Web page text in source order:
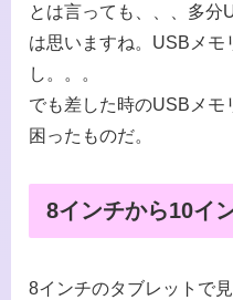
とは言っても、、、多分
は思いますね。USBメモ
し。。。
でも差した時のUSBメモ
困ったものだ。
8インチから10イ
8インチのタブレットで